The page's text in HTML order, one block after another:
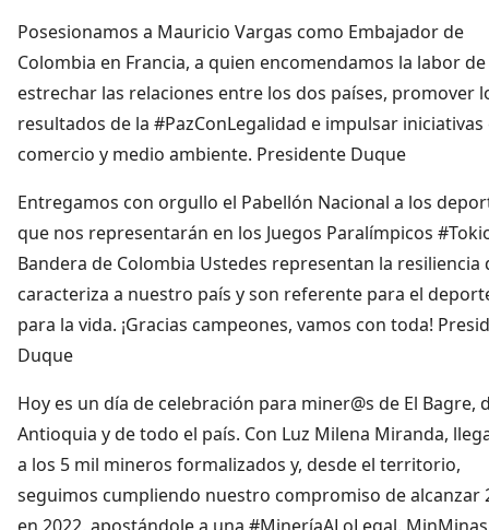
Posesionamos a Mauricio Vargas como Embajador de
Colombia en Francia, a quien encomendamos la labor de
estrechar las relaciones entre los dos países, promover
resultados de la #PazConLegalidad e impulsar iniciativas
comercio y medio ambiente. Presidente Duque
Entregamos con orgullo el Pabellón Nacional a los
que nos representarán en los Juegos Paralímpicos
Bandera de Colombia Ustedes representan la resiliencia
caracteriza a nuestro país y son referente para el
para la vida. ¡Gracias campeones, vamos con toda!
Duque
Hoy es un día de celebración para miner@s de El Bagre,
Antioquia y de todo el país. Con Luz Milena Miranda,
a los 5 mil mineros formalizados y, desde el territorio,
seguimos cumpliendo nuestro compromiso de alcanzar